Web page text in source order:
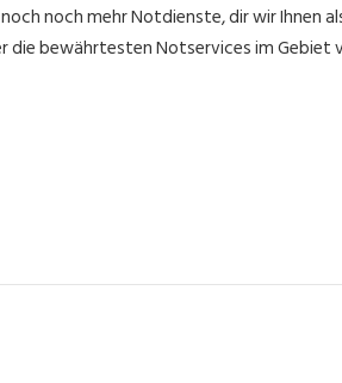
noch mehr Notdienste, dir wir Ihnen
die bewährtesten Notservices im Gebiet